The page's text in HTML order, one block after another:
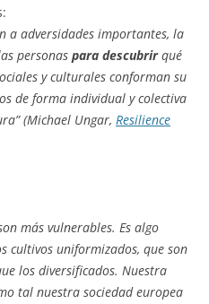
a adversidades importantes, la
personas para descubrirqué
y culturales conforman su
de forma individual y colectiva
(Michael Ungar, Resilience
más vulnerables. Es algo
cultivos uniformizados, que son
los diversificados. Nuestra
tal nuestra sociedad europea